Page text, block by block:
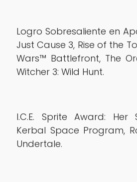
Logro Sobresaliente en
Just Cause 3, Rise of the
Wars™ Battlefront, The
Witcher 3: Wild Hunt.
I.C.E. Sprite Award: Her
Kerbal Space Program,
Undertale.